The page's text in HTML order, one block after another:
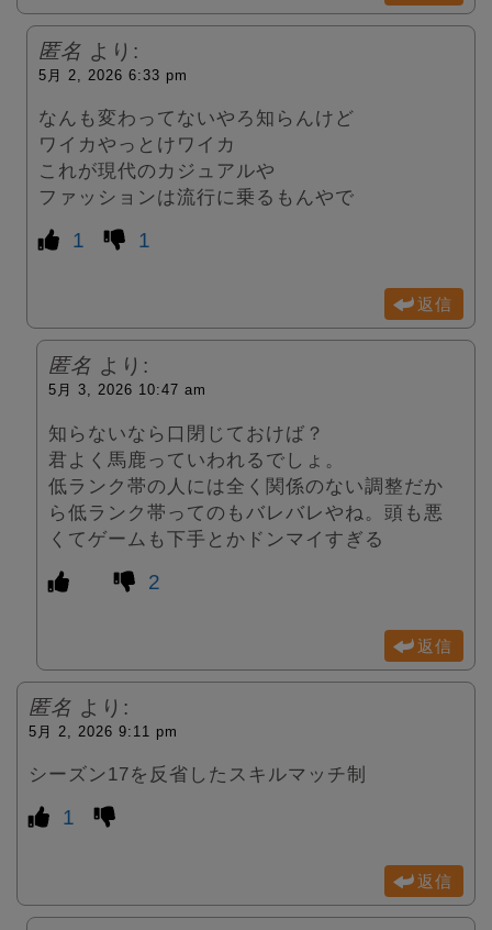
匿名 より:
5月 2, 2026 6:33 pm
なんも変わってないやろ知らんけど
ワイカやっとけワイカ
これが現代のカジュアルや
ファッションは流行に乗るもんやで
1 1
返信
匿名 より:
5月 3, 2026 10:47 am
知らないなら口閉じておけば？
君よく馬鹿っていわれるでしょ。
低ランク帯の人には全く関係のない調整だか
ら低ランク帯ってのもバレバレやね。頭も悪
くてゲームも下手とかドンマイすぎる
2
返信
匿名 より:
5月 2, 2026 9:11 pm
シーズン17を反省したスキルマッチ制
1
返信